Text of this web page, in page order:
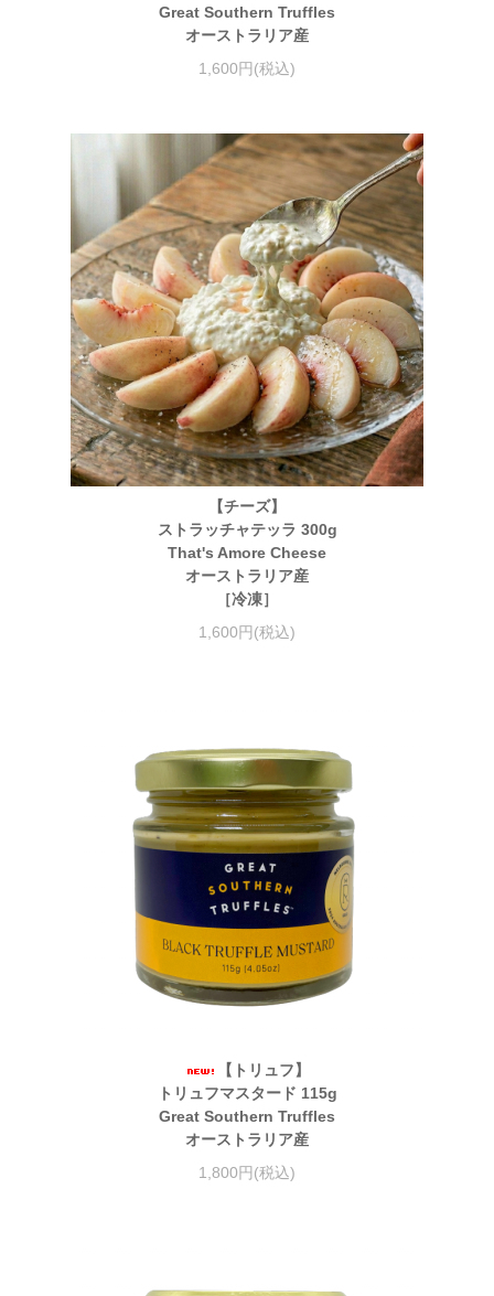
Great Southern Truffles
オーストラリア産
1,600円(税込)
【チーズ】
ストラッチャテッラ 300g
That's Amore Cheese
オーストラリア産
［冷凍］
1,600円(税込)
【トリュフ】
トリュフマスタード 115g
Great Southern Truffles
オーストラリア産
1,800円(税込)